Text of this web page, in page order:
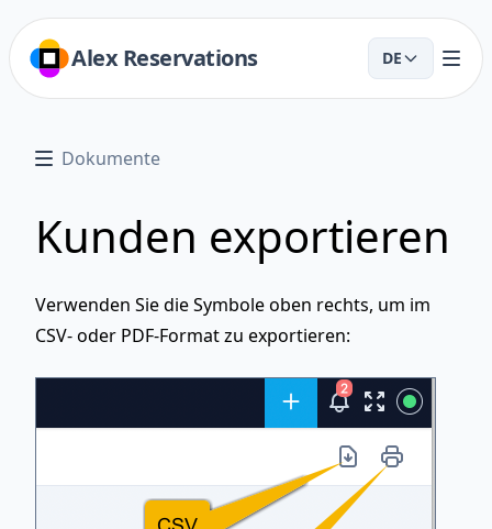
Alex Reservations DE
Dokumente
Kunden exportieren
Verwenden Sie die Symbole oben rechts, um im
CSV- oder PDF-Format zu exportieren: